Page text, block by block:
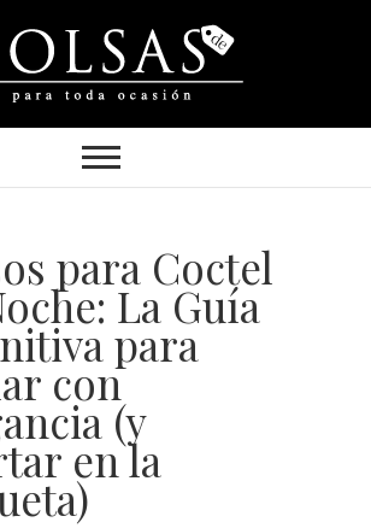
para Coctel
La Guía
para
con
(y
en la